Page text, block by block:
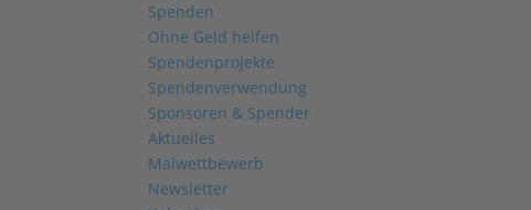
Spenden
Ohne Geld helfen
Spendenprojekte
Spendenverwendung
Sponsoren & Spender
Aktuelles
Malwettbewerb
Newsletter